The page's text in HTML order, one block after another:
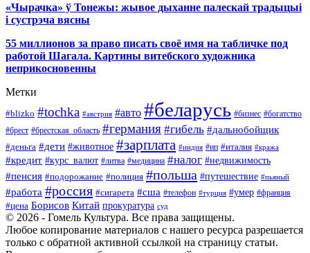
«Чырачка» ў Тонежы: жывое дыханне палескай традыцыі
і сустрэча вясны
55 миллионов за право писать своё имя на табличке под
работой Шагала. Картины витебского художника
неприкосновенны
Метки
#blizko #tochka #австрия #авто #беларусь #бизнес #богатство
#брест #брестская_область #германия #гибель #дальнобойщик
#деньга #дети #животное #зарплата #индия #ип #италия #кража
#кредит #курс_валют #литва #медицина #налог #недвижимость
#пенсия #подорожание #полиция #польша #путешествие #пьяный
#работа #россия #сигарета #сша #телефон #турция #умер #франция
#цена Борисов Китай прокуратура суд
© 2026 - Гомель Культура. Все права защищены.
Любое копирование материалов с нашего ресурса разрешается
только с обратной активной ссылкой на страницу статьи.